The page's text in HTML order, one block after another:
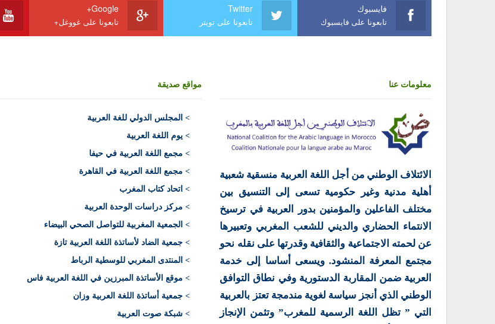
فايسبوك
تابعونا على فايسبوك
Twitter
تابعونا على تويتر
Google+
تابعونا على غووغل+
معلومات عنا
الائتلاف الوطني من أجل اللغة العربية منسقية شعبية
أهلية مدنية وغير حكومية تسعى إلى التنسيق بين
مختلف الفاعلين والمؤمنين بدور العربية في ترسيخ
الانتماء الحضاري والديني للشعب المغربي وتعبيرها
عن لحمته الاجتماعية والثقافية وقدرتها على نقله نحو
مجتمع المعرفة المنشود. ويسعى أساسا إلى خدمة
العربية ضمن المقاربة الدستورية وفي نطاق التوافق
الوطني الذي أنجز سياسة لغوية مندمجة تعتز بالعربية
التي ” تظل اللغة الرسمية للمغرب” وتثمن الإنجاز
مواقع صديقة
> المجلس الدولي للغة العربية
> يوم اللغة العربية
> مجمع اللغة العربية في حيفا
> مجمع اللغة العربية في القاهرة
> اتحاد كتاب المغرب
> مركز دراسات الوحدة العربية
> الجمعية المغربية للتواصل الصحي البيضاء
> جمعية الضاد لأساتذة اللغة العربية تازة
> المنتدى المغربي للوسطية الرباط
> موقع الأساتذة المبرزين في اللغة العربية فاس
> جمعية أساتذة اللغة العربية وزان
> شبكة صوت العربية